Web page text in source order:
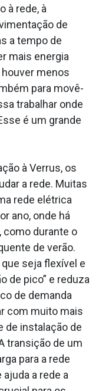
à rede, à
de
a tempo de
mais energia
menos
para movê-
trabalhar onde
é um grande
à Verrus, os
a rede. Muitas
rede elétrica
ano, onde há
como durante o
de verão.
seja flexível e
de pico” e reduza
de demanda
com muito mais
de instalação de
transição de um
para a rede
a rede a